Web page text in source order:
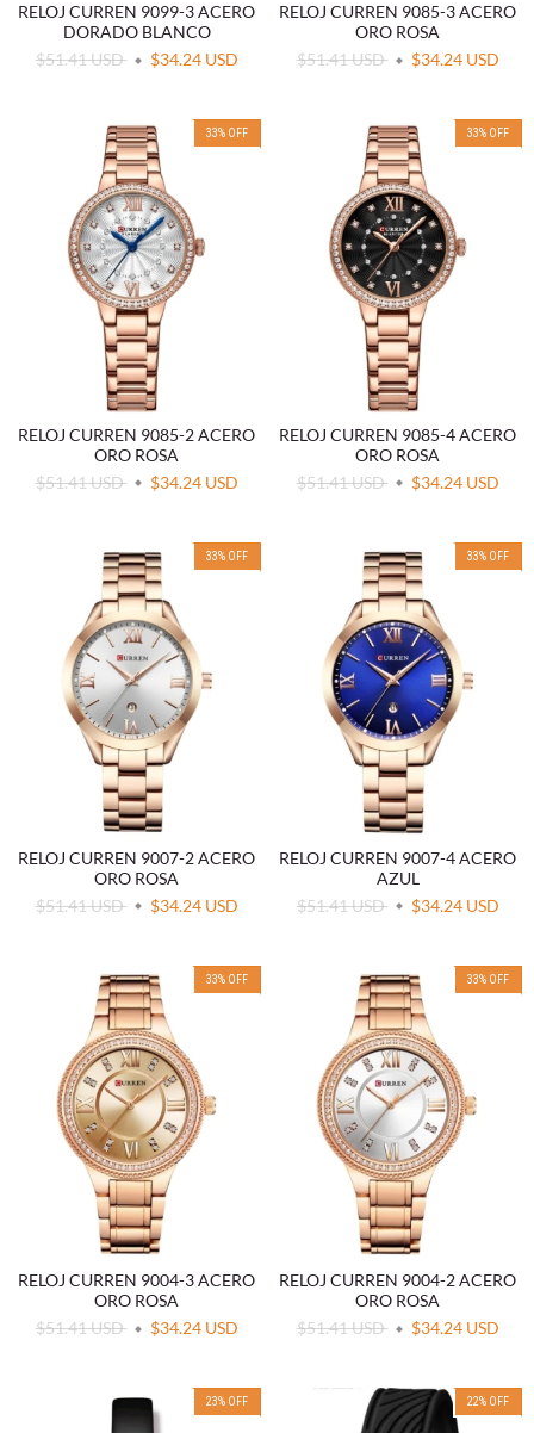
RELOJ CURREN 9099-3 ACERO
DORADO BLANCO
$51.41 USD
$34.24 USD
RELOJ CURREN 9085-3 ACERO
ORO ROSA
$51.41 USD
$34.24 USD
33% OFF
RELOJ CURREN 9085-2 ACERO
ORO ROSA
$51.41 USD
$34.24 USD
33% OFF
RELOJ CURREN 9085-4 ACERO
ORO ROSA
$51.41 USD
$34.24 USD
33% OFF
RELOJ CURREN 9007-2 ACERO
ORO ROSA
$51.41 USD
$34.24 USD
33% OFF
RELOJ CURREN 9007-4 ACERO
AZUL
$51.41 USD
$34.24 USD
33% OFF
RELOJ CURREN 9004-3 ACERO
ORO ROSA
$51.41 USD
$34.24 USD
33% OFF
RELOJ CURREN 9004-2 ACERO
ORO ROSA
$51.41 USD
$34.24 USD
23% OFF 22% OFF